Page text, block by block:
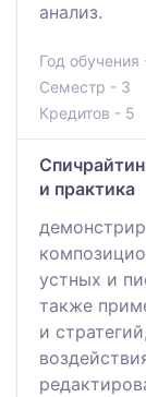
анализ.
Год обучения
Семестр - 3
Кредитов - 5
и практика
устных и
также
и